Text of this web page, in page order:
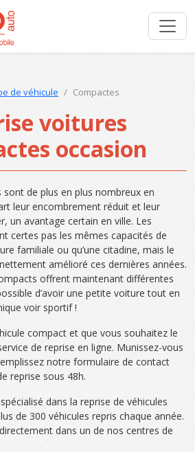
de véhicule Compactes
voitures
occasion
de plus en plus nombreux en
leur encombrement réduit et leur
un avantage certain en ville. Les
certes pas les mêmes capacités de
familiale ou qu’une citadine, mais le
amélioré ces dernières années.
offrent maintenant différentes
d’avoir une petite voiture tout en
voir sportif !
compact et que vous souhaitez le
de reprise en ligne. Munissez-vous
notre formulaire de contact
reprise sous 48h.
dans la reprise de véhicules
de 300 véhicules repris chaque année.
dans un de nos centres de